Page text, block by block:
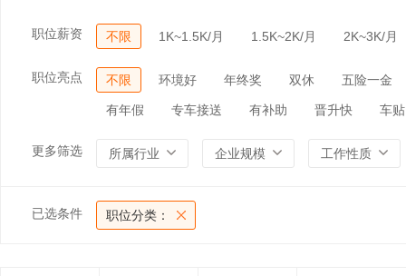
职位薪资 不限 1K~1.5K/月 1.5K~2K/月 2K~3K/月
职位亮点 不限 环境好 年终奖 双休 五险一金
有年假 专车接送 有补助 晋升快 车贴
更多筛选 所属行业 企业规模 工作性质
已选条件 职位分类：